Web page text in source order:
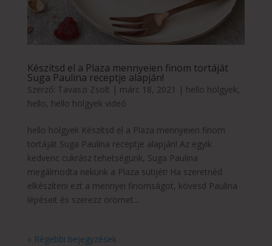
Készítsd el a Plaza mennyeien finom tortáját
Suga Paulina receptje alapján!
Szerző: Tavaszi Zsolt | márc 18, 2021 | hello hölgyek,
hello, hello hölgyek videó
hello hölgyek Készítsd el a Plaza mennyeien finom
tortáját Suga Paulina receptje alapján! Az egyik
kedvenc cukrász tehetségünk, Suga Paulina
megálmodta nekünk a Plaza sütijét! Ha szeretnéd
elkészíteni ezt a mennyei finomságot, kövesd Paulina
lépéseit és szerezz örömet...
« Régebbi bejegyzések